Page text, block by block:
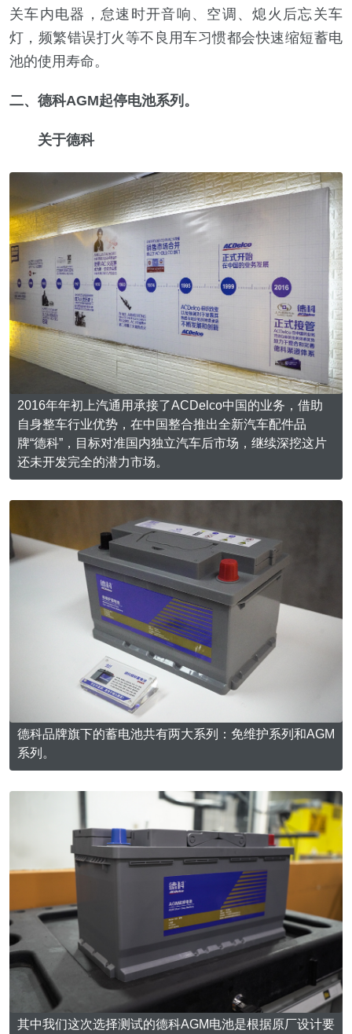
关车内电器，怠速时开音响、空调、熄火后忘关车
灯，频繁错误打火等不良用车习惯都会快速缩短蓄电
池的使用寿命。
二、德科AGM起停电池系列。
关于德科
2016年年初上汽通用承接了ACDelco中国的业务，借助
自身整车行业优势，在中国整合推出全新汽车配件品
牌“德科”，目标对准国内独立汽车后市场，继续深挖这片
还未开发完全的潜力市场。
德科品牌旗下的蓄电池共有两大系列：免维护系列和AGM
系列。
其中我们这次选择测试的德科AGM电池是根据原厂设计要